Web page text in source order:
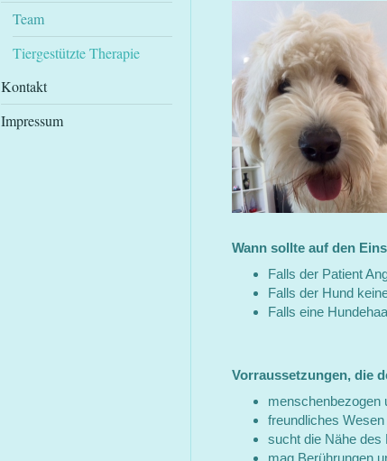
Team
Tiergestützte Therapie
Kontakt
Impressum
Wann sollte auf den
Falls der Patient
Falls der Hund
Falls eine
Vorraussetzungen, die
menschenbezogen
freundliches
sucht die Nähe des
mag Berührungen